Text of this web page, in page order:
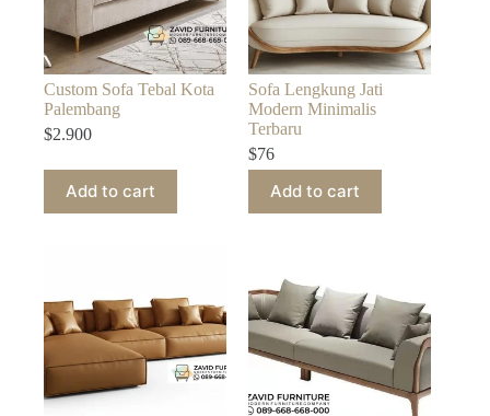
Custom Sofa Tebal Kota
Palembang
$2.900
Add to cart
Sofa Lengkung Jati
Modern Minimalis
Terbaru
$76
Add to cart